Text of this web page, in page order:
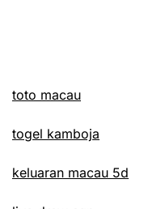
toto macau
togel kamboja
keluaran macau 5d